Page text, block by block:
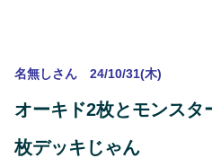
名無しさん 24/10/31(木)
オーキド2枚とモンスタ
枚デッキじゃん